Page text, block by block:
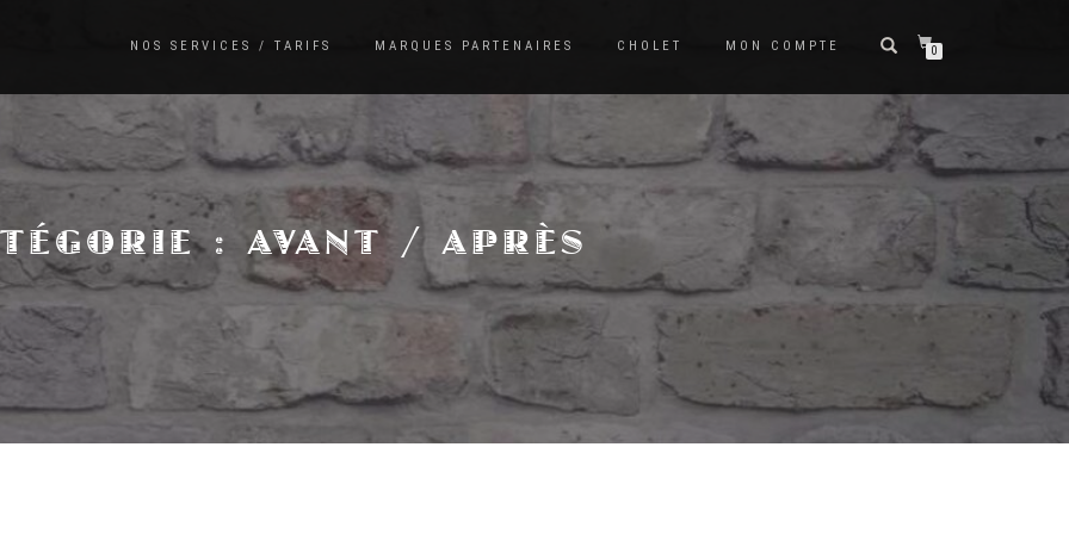
NOS SERVICES / TARIFS MARQUES PARTENAIRES CHOLET MON COMPTE 0
:AVANT / APRÈS